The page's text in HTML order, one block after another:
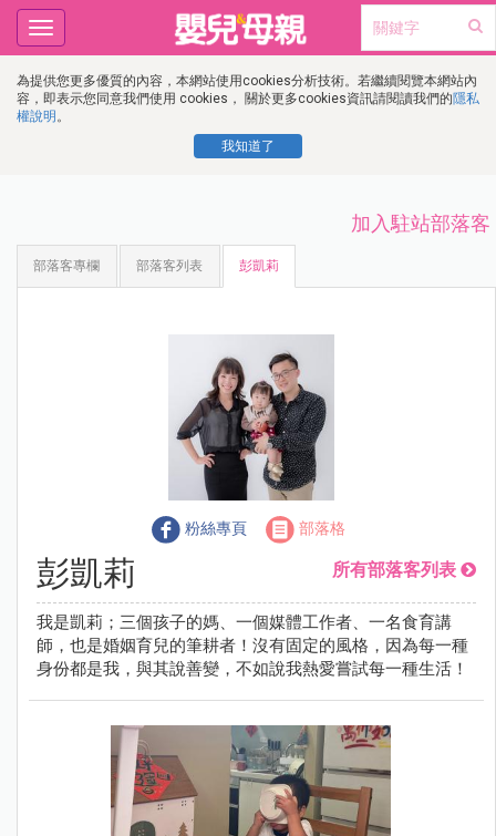
為提供您更多優質的內容，本網站使用cookies分析技術。若繼續閱覽本網站內
容，即表示您同意我們使用 cookies， 關於更多cookies資訊請閱讀我們的隱私
權說明 。
我知道了
Toggle
navigation
加入駐站部落客
部落客專欄 部落客列表 彭凱莉
粉絲專頁 部落格
彭凱莉 所有部落客列表
我是凱莉；三個孩子的媽、一個媒體工作者、一名食育講
師，也是婚姻育兒的筆耕者！沒有固定的風格，因為每一種
身份都是我，與其說善變，不如說我熱愛嘗試每一種生活！